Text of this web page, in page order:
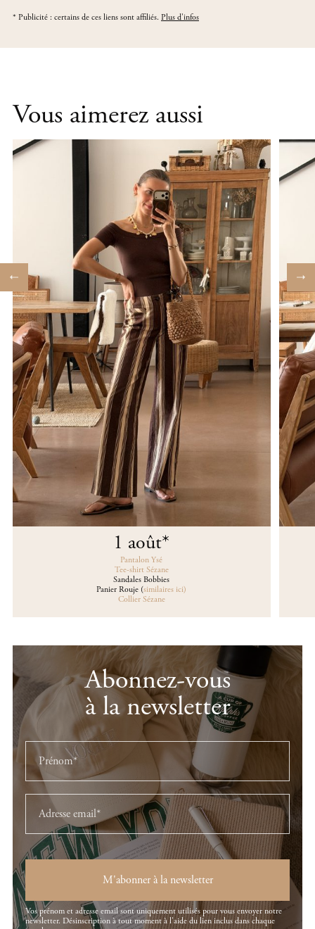
* Publicité : certains de ces liens sont affiliés. Plus d'infos
Vous aimerez aussi
1 août*
Pantalon Ysé
Tee-shirt Sézane
Sandales Bobbies
Panier Rouje (similaires ici)
Collier Sézane
Abonnez-vous
à la newsletter
M'abonner à la newsletter
Vos prénom et adresse email sont uniquement utilisés pour vous envoyer notre
newsletter. Désinscription à tout moment à l'aide du lien inclus dans chaque